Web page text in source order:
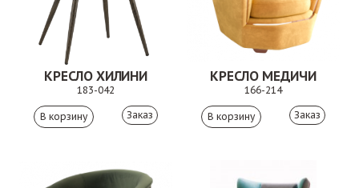
КРЕСЛО ХИЛИНИ
183-042
Заказ
КРЕСЛО МЕДИЧИ
166-214
Заказ